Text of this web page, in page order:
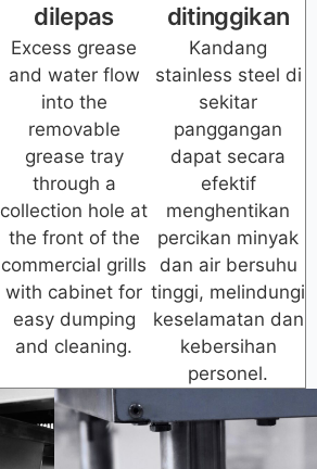
dilepas
Excess grease
and water flow
into the
removable
grease tray
through a
collection hole at
the front of the
commercial grills
with cabinet for
easy dumping
and cleaning.
ditinggikan
Kandang
stainless steel di
sekitar
panggangan
dapat secara
efektif
menghentikan
percikan minyak
dan air bersuhu
tinggi, melindungi
keselamatan dan
kebersihan
personel.